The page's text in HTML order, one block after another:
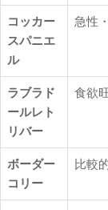
コッカー
スパニエ
ル
急性
ラブラド
ールレト
リバー
食欲
ボーダー
コリー
比較